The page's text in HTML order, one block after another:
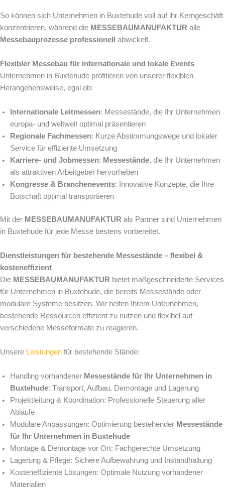
So können sich Unternehmen in Buxtehude voll auf ihr Kerngeschäft
konzentrieren, während die MESSEBAUMANUFAKTUR alle
Messebauprozesse professionell
abwickelt.
Flexibler Messebau für internationale und lokale Events
Unternehmen in Buxtehude profitieren von unserer flexiblen
Herangehensweise, egal ob:
Internationale Leitmessen: Messestände, die Ihr Unternehmen
europa- und weltweit optimal präsentieren
Regionale Fachmessen: Kurze Abstimmungswege und lokaler
Service für effiziente Umsetzung
Karriere- und Jobmessen: Messestände, die Ihr Unternehmen
als attraktiven Arbeitgeber hervorheben
Kongresse & Branchenevents: Innovative Konzepte, die Ihre
Botschaft optimal transportieren
Mit der MESSEBAUMANUFAKTUR als Partner sind Unternehmen
in Buxtehude für jede Messe bestens vorbereitet.
Dienstleistungen für bestehende Messestände – flexibel &
kosteneffizient
Die MESSEBAUMANUFAKTUR bietet maßgeschneiderte Services
für Unternehmen in Buxtehude, die bereits Messestände oder
modulare Systeme besitzen. Wir helfen Ihrem Unternehmen,
bestehende Ressourcen effizient zu nutzen und flexibel auf
verschiedene Messeformate zu reagieren.
Unsere Leistungen für bestehende Stände:
Handling vorhandener Messestände für Ihr Unternehmen in
Buxtehude: Transport, Aufbau, Demontage und Lagerung
Projektleitung & Koordination: Professionelle Steuerung aller
Abläufe
Modulare Anpassungen: Optimierung bestehender Messestände
für Ihr Unternehmen in Buxtehude
Montage & Demontage vor Ort: Fachgerechte Umsetzung
Lagerung & Pflege: Sichere Aufbewahrung und Instandhaltung
Kosteneffiziente Lösungen: Optimale Nutzung vorhandener
Materialien